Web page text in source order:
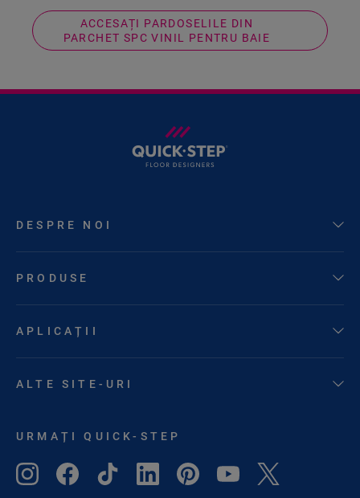
ACCESAȚI PARDOSELILE DIN
PARCHET SPC VINIL PENTRU BAIE
DESPRE NOI
PRODUSE
APLICAȚII
ALTE SITE-URI
URMAȚI QUICK-STEP